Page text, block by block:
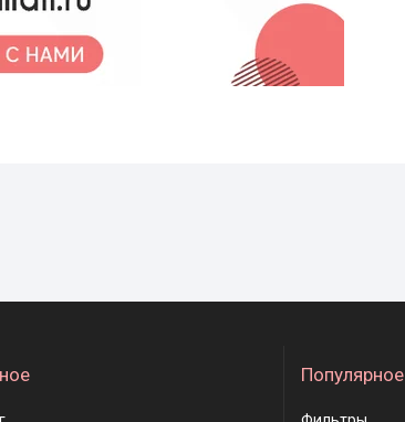
Популярное